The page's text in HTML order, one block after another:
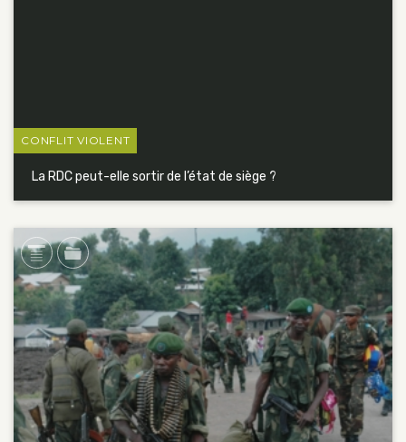
La RDC peut-elle sortir de l’état de siège ?
CONFLIT VIOLENT